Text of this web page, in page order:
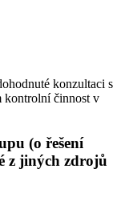
konzultaci s
kontrolní činnost v
(o řešení
z jiných zdrojů